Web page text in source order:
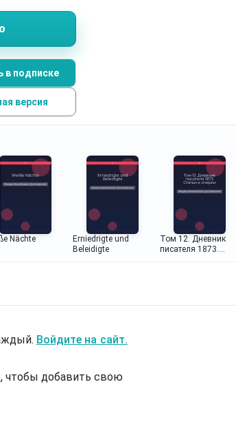
бросает вызов любым
в подписке
версия
Nächte
Erniedrigte und
Beleidigte
Том 12. Дневник
писателя 1873.
Войдите на сайт.
, чтобы добавить свою